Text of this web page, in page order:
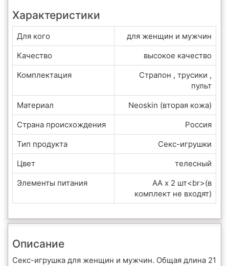
Характеристики
Для кого
для женщин и мужчин
Качество
высокое качество
Комплектация
Страпон , трусики ,
пульт
Материал
Neoskin (вторая кожа)
Страна происхождения
Россия
Тип продукта
Секс-игрушки
Цвет
телесный
Элементы питания
AA x 2 шт<br>(в
комплект не входят)
Описание
Секс-игрушка для женщин и мужчин. Общая длина 21